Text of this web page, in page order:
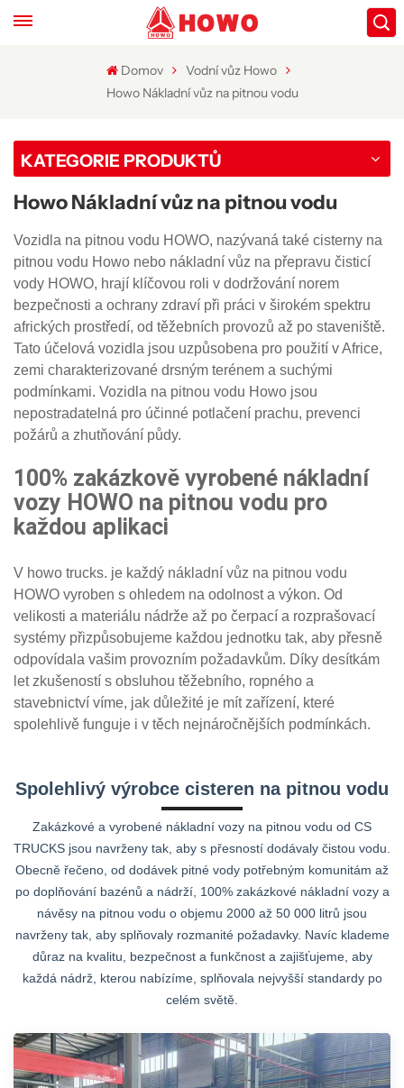
Domov
Vodní vůz Howo
Howo Nákladní vůz na pitnou vodu
KATEGORIE PRODUKTŮ
Howo Nákladní vůz na pitnou vodu
Vozidla na pitnou vodu HOWO, nazývaná také cisterny na
pitnou vodu Howo nebo nákladní vůz na přepravu čisticí
vody HOWO, hrají klíčovou roli v dodržování norem
bezpečnosti a ochrany zdraví při práci v širokém spektru
afrických prostředí, od těžebních provozů až po staveniště.
Tato účelová vozidla jsou uzpůsobena pro použití v Africe,
zemi charakterizované drsným terénem a suchými
podmínkami. Vozidla na pitnou vodu Howo jsou
nepostradatelná pro účinné potlačení prachu, prevenci
požárů a zhutňování půdy.
100% zakázkově vyrobené nákladní
vozy HOWO na pitnou vodu pro
každou aplikaci
V howo trucks. je každý nákladní vůz na pitnou vodu
HOWO vyroben s ohledem na odolnost a výkon. Od
velikosti a materiálu nádrže až po čerpací a rozprašovací
systémy přizpůsobujeme každou jednotku tak, aby přesně
odpovídala vašim provozním požadavkům. Díky desítkám
let zkušeností s obsluhou těžebního, ropného a
stavebnictví víme, jak důležité je mít zařízení, které
spolehlivě funguje i v těch nejnáročnějších podmínkách.
Spolehlivý výrobce cisteren na pitnou vodu
Zakázkové a vyrobené nákladní vozy na pitnou vodu od CS
TRUCKS jsou navrženy tak, aby s přesností dodávaly čistou vodu.
Obecně řečeno, od dodávek pitné vody potřebným komunitám až
po doplňování bazénů a nádrží, 100% zakázkové nákladní vozy a
návěsy na pitnou vodu o objemu 2000 až 50 000 litrů jsou
navrženy tak, aby splňovaly rozmanité požadavky. Navíc klademe
důraz na kvalitu, bezpečnost a funkčnost a zajišťujeme, aby
každá nádrž, kterou nabízíme, splňovala nejvyšší standardy po
celém světě.